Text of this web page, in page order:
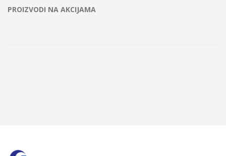
PROIZVODI NA AKCIJAMA